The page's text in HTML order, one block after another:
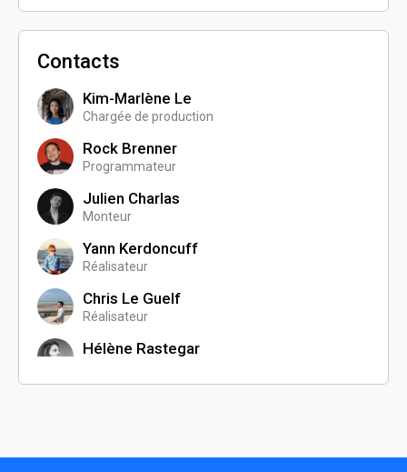
Contacts
Kim-Marlène Le
Chargée de production
Rock Brenner
Programmateur
Julien Charlas
Monteur
Yann Kerdoncuff
Réalisateur
Chris Le Guelf
Réalisateur
Hélène Rastegar